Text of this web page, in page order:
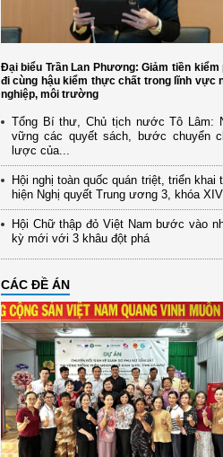
Đại biểu Trần Lan Phương: Giảm tiền kiểm
đi cùng hậu kiểm thực chất trong lĩnh vực
nghiệp, môi trường
Tổng Bí thư, Chủ tịch nước Tô Lâm:
vững các quyết sách, bước chuyển
lược của...
Hội nghị toàn quốc quán triệt, triển khai
hiện Nghị quyết Trung ương 3, khóa XIV
Hội Chữ thập đỏ Việt Nam bước vào
kỳ mới với 3 khâu đột phá
CÁC ĐỀ ÁN